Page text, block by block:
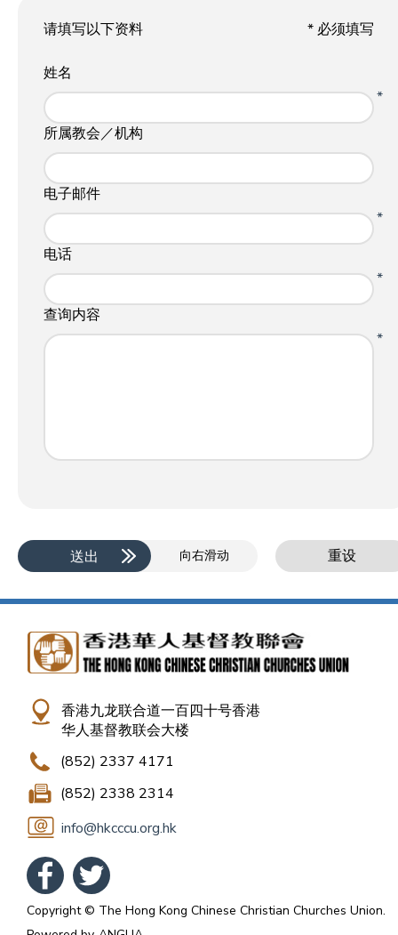
请填写以下资料 * 必须填写
姓名
*
所属教会／机构
电子邮件
*
电话
*
查询内容
*
送出 向右滑动 重设
香港九龙联合道一百四十号香港
华人基督教联会大楼
(852) 2337 4171
(852) 2338 2314
info@hkcccu.org.hk
Copyright © The Hong Kong Chinese Christian Churches Union.